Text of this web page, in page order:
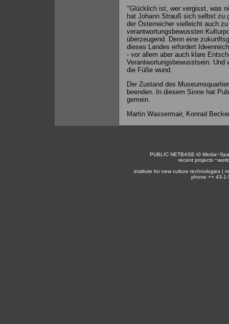
"Glücklich ist, wer vergisst, was
hat Johann Strauß sich selbst zu
der Österreicher vielleicht auch
verantwortungsbewussten
überzeugend. Denn eine
dieses Landes erfordert
- vor allem aber auch klare
Verantwortungsbewusstsein.
die Füße wund.
Der Zustand des
beenden. In diesem Sinne hat
gemein.
Martin Wassermair, Konrad
PUBLIC NETBASE t0
recent projects ~
institute for new culture technologies |
phone ++ 43-